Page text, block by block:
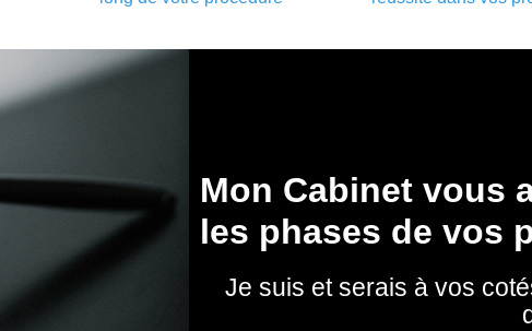
Mon Cabinet vous
les phases de vos
Je suis et serais à vos